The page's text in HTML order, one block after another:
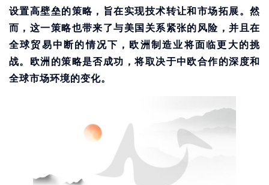
设置高壁垒的策略，旨在实现技术转让和市场拓展。然
而，这一策略也带来了与美国关系紧张的风险，并且在
全球贸易中断的情况下，欧洲制造业将面临更大的挑
战。欧洲的策略是否成功，将取决于中欧合作的深度和
全球市场环境的变化。